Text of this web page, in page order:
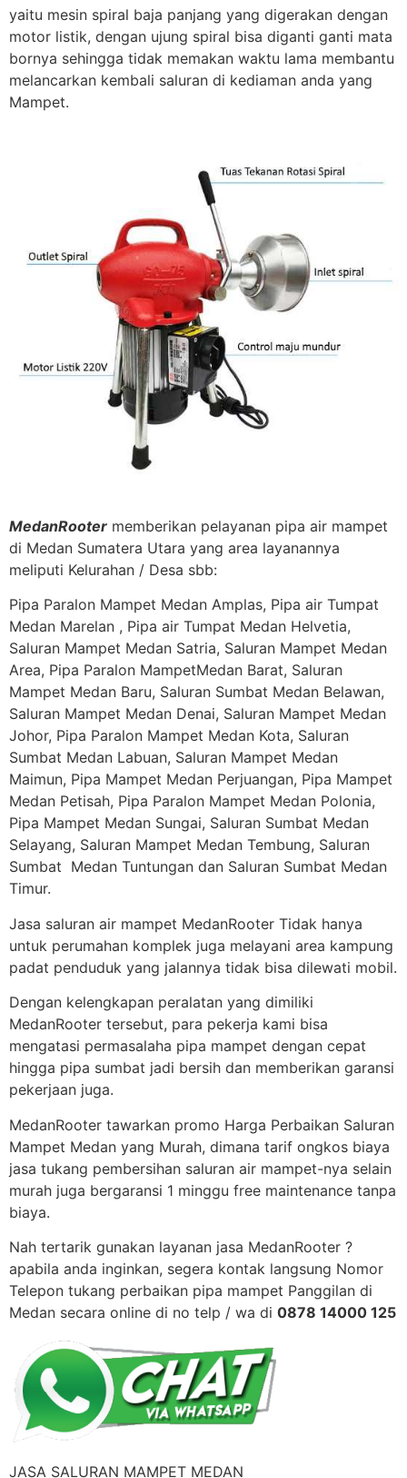
yaitu mesin spiral baja panjang yang digerakan dengan
motor listik, dengan ujung spiral bisa diganti ganti mata
bornya sehingga tidak memakan waktu lama membantu
melancarkan kembali saluran di kediaman anda yang
Mampet.
MedanRooter memberikan pelayanan pipa air mampet
di Medan Sumatera Utara yang area layanannya
meliputi Kelurahan / Desa sbb:
Pipa Paralon Mampet Medan Amplas, Pipa air Tumpat
Medan Marelan , Pipa air Tumpat Medan Helvetia,
Saluran Mampet Medan Satria, Saluran Mampet Medan
Area, Pipa Paralon MampetMedan Barat, Saluran
Mampet Medan Baru, Saluran Sumbat Medan Belawan,
Saluran Mampet Medan Denai, Saluran Mampet Medan
Johor, Pipa Paralon Mampet Medan Kota, Saluran
Sumbat Medan Labuan, Saluran Mampet Medan
Maimun, Pipa Mampet Medan Perjuangan, Pipa Mampet
Medan Petisah, Pipa Paralon Mampet Medan Polonia,
Pipa Mampet Medan Sungai, Saluran Sumbat Medan
Selayang, Saluran Mampet Medan Tembung, Saluran
Sumbat Medan Tuntungan dan Saluran Sumbat Medan
Timur.
Jasa saluran air mampet MedanRooter Tidak hanya
untuk perumahan komplek juga melayani area kampung
padat penduduk yang jalannya tidak bisa dilewati mobil.
Dengan kelengkapan peralatan yang dimiliki
MedanRooter tersebut, para pekerja kami bisa
mengatasi permasalaha pipa mampet dengan cepat
hingga pipa sumbat jadi bersih dan memberikan garansi
pekerjaan juga.
MedanRooter tawarkan promo Harga Perbaikan Saluran
Mampet Medan yang Murah, dimana tarif ongkos biaya
jasa tukang pembersihan saluran air mampet-nya selain
murah juga bergaransi 1 minggu free maintenance tanpa
biaya.
Nah tertarik gunakan layanan jasa MedanRooter ?
apabila anda inginkan, segera kontak langsung Nomor
Telepon tukang perbaikan pipa mampet Panggilan di
Medan secara online di no telp / wa di 0878 14000 125
JASA SALURAN MAMPET MEDAN